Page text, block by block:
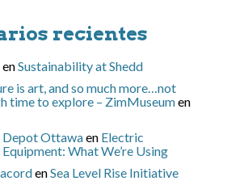
recientes
enSustainability at Shedd
is art, and so much more…not
time to explore – ZimMuseumen
Depot Ottawaen Electric
What We’re Using
enSea Level Rise Initiative